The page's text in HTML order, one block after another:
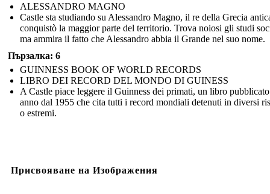
ALESSANDRO MAGNO
Castle sta studiando su Alessandro Magno, il re della Grecia
conquistò la maggior parte del territorio. Trova noiosi gli studi
ma ammira il fatto che Alessandro abbia il Grande nel suo nome.
Пързалка: 6
GUINNESS BOOK OF WORLD RECORDS
LIBRO DEI RECORD DEL MONDO DI GUINESS
A Castle piace leggere il Guinness dei primati, un libro
anno dal 1955 che cita tutti i record mondiali detenuti in diversi
o estremi.
Присвояване на Изображения